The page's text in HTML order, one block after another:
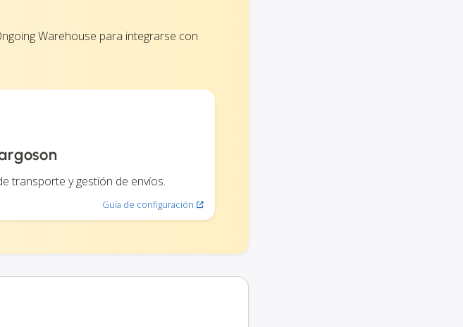
Warehouse para integrarse con
transporte y gestión de envíos.
Guía de configuración